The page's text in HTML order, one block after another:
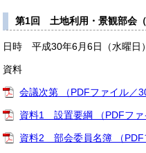
第1回 土地利用・景観部会（
日時 平成30年6月6日（水曜日
資料
会議次第 （PDFファイル／
資料1 設置要綱 （PDFファ
資料2 部会委員名簿 （PDF